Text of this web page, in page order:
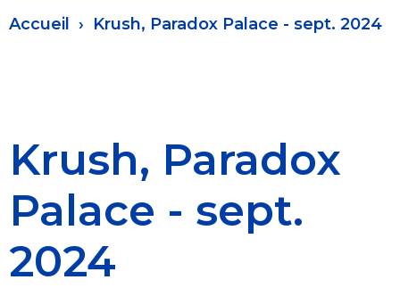
Fil
Accueil Krush, Paradox Palace - sept. 2024
Krush, Paradox
Palace - sept.
2024